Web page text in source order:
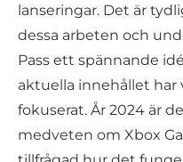
lanseringar. Det är
dessa arbeten och
Pass ett spännande
aktuella innehållet har
fokuserat. År 2024 är
medveten om Xbox